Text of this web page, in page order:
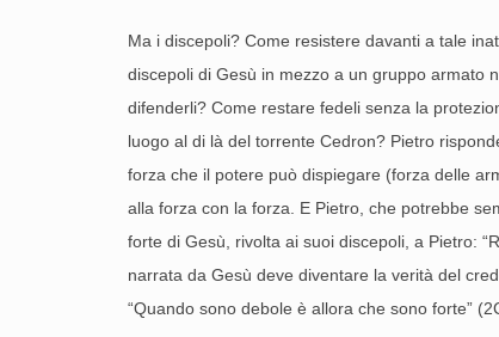
Ma i discepoli? Come resistere davanti a tale
discepoli di Gesù in mezzo a un gruppo armato
difenderli? Come restare fedeli senza la
luogo al di là del torrente Cedron? Pietro
forza che il potere può dispiegare (forza delle
alla forza con la forza. E Pietro, che potrebbe
forte di Gesù, rivolta ai suoi discepoli, a Pietro:
narrata da Gesù deve diventare la verità del
“Quando sono debole è allora che sono forte”